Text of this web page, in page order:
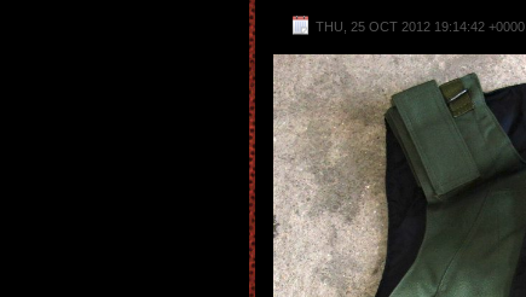
THU, 25 OCT 2012 19:14:42 +0000